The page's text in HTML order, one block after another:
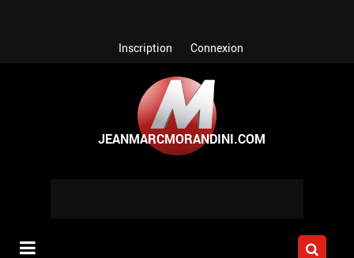
Inscription Connexion